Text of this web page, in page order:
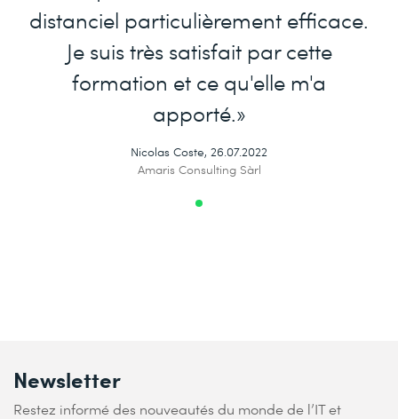
distanciel particulièrement efficace.
Je suis très satisfait par cette
formation et ce qu'elle m'a
apporté.»
Nicolas Coste, 26.07.2022
Amaris Consulting Sàrl
Newsletter
Restez informé des nouveautés du monde de l’IT et